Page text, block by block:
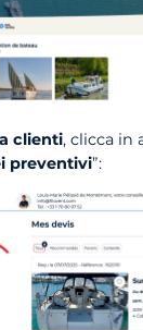
clienti, clicca in
preventivi”: